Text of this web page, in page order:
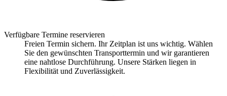
Verfügbare Termine reservieren
Freien Termin sichern. Ihr Zeitplan ist uns wichtig. Wählen
Sie den gewünschten Transporttermin und wir garantieren
eine nahtlose Durchführung. Unsere Stärken liegen in
Flexibilität und Zuverlässigkeit.